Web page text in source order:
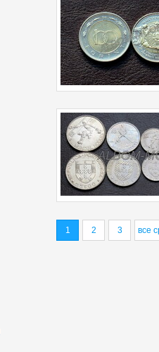
1 2 3 все